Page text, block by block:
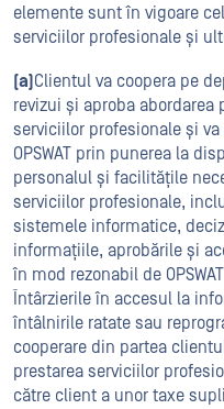
elemente sunt în vigoare
serviciilor profesionale și
(a)Clientul va coopera pe
revizui și aproba
serviciilor profesionale și
OPSWAT prin punerea la
personalul și facilitățile
serviciilor profesionale,
sistemele informatice,
informațiile, aprobările și
în mod rezonabil de
Întârzierile în accesul la
întâlnirile ratate sau
cooperare din partea
prestarea serviciilor
către client a unor taxe